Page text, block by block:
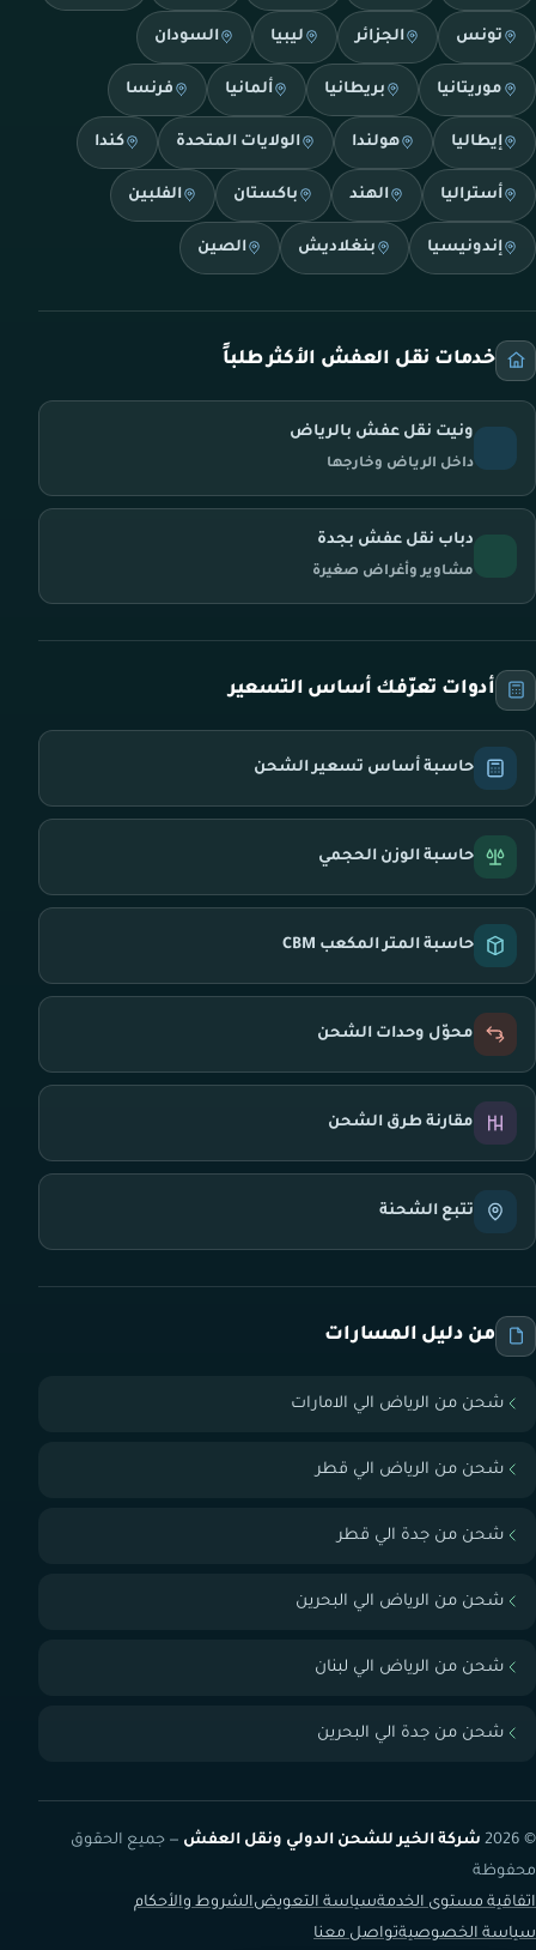
تونس الجزائر ليبيا السودان
موريتانيا بريطانيا ألمانيا فرنسا
إيطاليا هولندا الولايات المتحدة كندا
أستراليا الهند باكستان الفلبين
إندونيسيا بنغلاديش الصين
خدمات نقل العفش الأكثر طلباً
ونيت نقل عفش بالرياض
داخل الرياض وخارجها
دباب نقل عفش بجدة
مشاوير وأغراض صغيرة
أدوات تعرّفك أساس التسعير
حاسبة أساس تسعير الشحن
حاسبة الوزن الحجمي
حاسبة المتر المكعب CBM
محوّل وحدات الشحن
مقارنة طرق الشحن
تتبع الشحنة
من دليل المسارات
شحن من الرياض الي الامارات
شحن من الرياض الي قطر
شحن من جدة الي قطر
شحن من الرياض الي البحرين
شحن من الرياض الي لبنان
شحن من جدة الي البحرين
© 2026 شركة الخير للشحن الدولي ونقل العفش — جميع الحقوق
محفوظة
اتفاقية مستوى الخدمةسياسة التعويضالشروط والأحكام
سياسة الخصوصيةتواصل معنا